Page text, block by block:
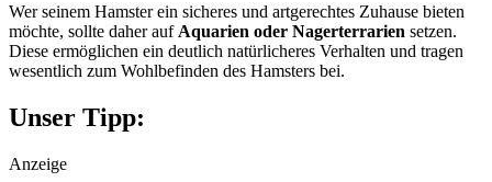
Wer seinem Hamster ein sicheres und artgerechtes Zuhause bieten
möchte, sollte daher auf Aquarien oder Nagerterrarien setzen.
Diese ermöglichen ein deutlich natürlicheres Verhalten und tragen
wesentlich zum Wohlbefinden des Hamsters bei.
Unser Tipp:
Anzeige